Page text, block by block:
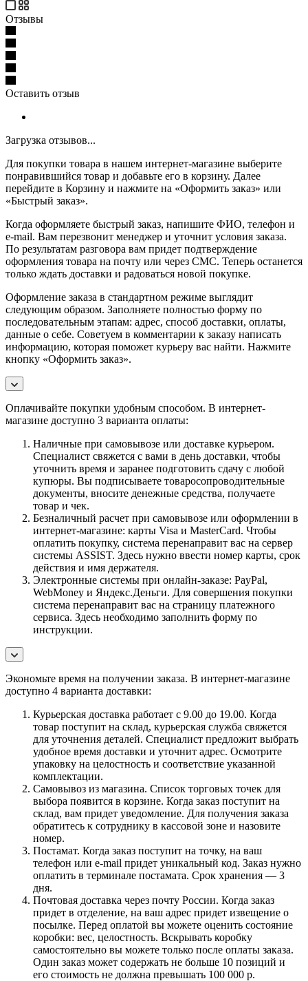
Отзывы
Оставить отзыв
Загрузка отзывов...
Для покупки товара в нашем интернет-магазине выберите
понравившийся товар и добавьте его в корзину. Далее
перейдите в Корзину и нажмите на «Оформить заказ» или
«Быстрый заказ».
Когда оформляете быстрый заказ, напишите ФИО, телефон и
e-mail. Вам перезвонит менеджер и уточнит условия заказа.
По результатам разговора вам придет подтверждение
оформления товара на почту или через СМС. Теперь останется
только ждать доставки и радоваться новой покупке.
Оформление заказа в стандартном режиме выглядит
следующим образом. Заполняете полностью форму по
последовательным этапам: адрес, способ доставки, оплаты,
данные о себе. Советуем в комментарии к заказу написать
информацию, которая поможет курьеру вас найти. Нажмите
кнопку «Оформить заказ».
Оплачивайте покупки удобным способом. В интернет-
магазине доступно 3 варианта оплаты:
Наличные при самовывозе или доставке курьером.
Специалист свяжется с вами в день доставки, чтобы
уточнить время и заранее подготовить сдачу с любой
купюры. Вы подписываете товаросопроводительные
документы, вносите денежные средства, получаете
товар и чек.
Безналичный расчет при самовывозе или оформлении в
интернет-магазине: карты Visa и MasterCard. Чтобы
оплатить покупку, система перенаправит вас на сервер
системы ASSIST. Здесь нужно ввести номер карты, срок
действия и имя держателя.
Электронные системы при онлайн-заказе: PayPal,
WebMoney и Яндекс.Деньги. Для совершения покупки
система перенаправит вас на страницу платежного
сервиса. Здесь необходимо заполнить форму по
инструкции.
Экономьте время на получении заказа. В интернет-магазине
доступно 4 варианта доставки:
Курьерская доставка работает с 9.00 до 19.00. Когда
товар поступит на склад, курьерская служба свяжется
для уточнения деталей. Специалист предложит выбрать
удобное время доставки и уточнит адрес. Осмотрите
упаковку на целостность и соответствие указанной
комплектации.
Самовывоз из магазина. Список торговых точек для
выбора появится в корзине. Когда заказ поступит на
склад, вам придет уведомление. Для получения заказа
обратитесь к сотруднику в кассовой зоне и назовите
номер.
Постамат. Когда заказ поступит на точку, на ваш
телефон или e-mail придет уникальный код. Заказ нужно
оплатить в терминале постамата. Срок хранения — 3
дня.
Почтовая доставка через почту России. Когда заказ
придет в отделение, на ваш адрес придет извещение о
посылке. Перед оплатой вы можете оценить состояние
коробки: вес, целостность. Вскрывать коробку
самостоятельно вы можете только после оплаты заказа.
Один заказ может содержать не больше 10 позиций и
его стоимость не должна превышать 100 000 р.